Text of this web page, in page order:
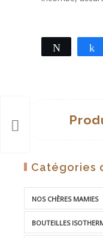
Tweetez
Catégories
NOS CHÈRES MAMIES
BOUTEILLES